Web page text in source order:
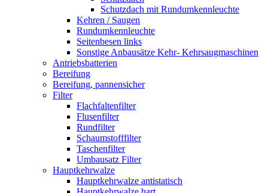
Schutzdach mit Rundumkennleuchte
Kehren / Saugen
Rundumkennleuchte
Seitenbesen links
Sonstige Anbausätze Kehr- Kehrsaugmaschinen
Antriebsbatterien
Bereifung
Bereifung, pannensicher
Filter
Flachfaltenfilter
Flusenfilter
Rundfilter
Schaumstofffilter
Taschenfilter
Umbausatz Filter
Hauptkehrwalze
Hauptkehrwalze antistatisch